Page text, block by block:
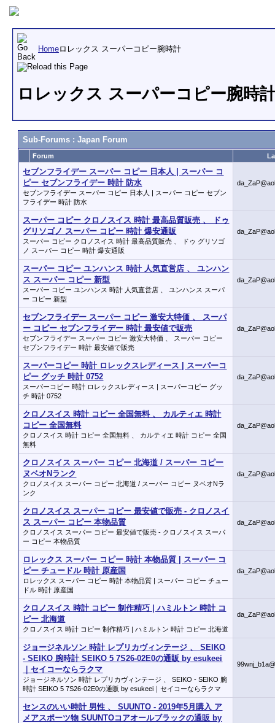
Homeロレックス スーパーコピー腕時計
ロレックス スーパーコピー腕時
Sub-Forums : Japan Forum
Forum
セブンフライデー スーパー コピー 日本人 | スーパー コ
ピー セブンフライデー 時計 防水
セブンフライデー スーパー コピー 日本人 | スーパー コピー セブン
フライデー 時計 防水
スーパー コピー クロノスイス 時計 最高品質販売 、 ドゥ
グリソゴノ スーパー コピー 時計 爆安通販
スーパー コピー クロノスイス 時計 最高品質販売 、 ドゥ グリソゴ
ノ スーパー コピー 時計 爆安通販
スーパー コピー ユンハンス 時計 人気直営店 、 ユンハン
ス スーパー コピー 新型
スーパー コピー ユンハンス 時計 人気直営店 、 ユンハンス スーパ
ー コピー 新型
セブンフライデー スーパー コピー 激安大特価 、 スーパ
ー コピー セブンフライデー 時計 最安値で販売
セブンフライデー スーパー コピー 激安大特価 、 スーパー コピー
セブンフライデー 時計 最安値で販売
スーパーコピー 時計 ロレックスレディース | スーパーコ
ピー グッチ 時計 0752
スーパーコピー 時計 ロレックスレディース | スーパーコピー グッ
チ 時計 0752
クロノスイス 時計 コピー 全国無料 、 カルティエ 時計
コピー 全国無料
クロノスイス 時計 コピー 全国無料 、 カルティエ 時計 コピー 全国
無料
クロノスイス スーパー コピー 北海道 / スーパー コピー
ヌベオNランク
クロノスイス スーパー コピー 北海道 / スーパー コピー ヌベオNラ
ンク
クロノスイス スーパー コピー 最安値で販売 - クロノスイ
ス スーパー コピー 本物品質
クロノスイス スーパー コピー 最安値で販売 - クロノスイス スーパ
ー コピー 本物品質
ロレックス スーパー コピー 時計 本物品質 | スーパー コ
ピー チュードル 時計 原産国
ロレックス スーパー コピー 時計 本物品質 | スーパー コピー チュー
ドル 時計 原産国
クロノスイス 時計 コピー 制作精巧 | ハミルトン 時計 コ
ピー 北海道
クロノスイス 時計 コピー 制作精巧 | ハミルトン 時計 コピー 北海道
ジョージネルソン 時計 レプリカヴィンテージ 、 SEIKO
- SEIKO 腕時計 SEIKO 5 7S26-02E0の通販 by esukeei
｜セイコーならラクマ
ジョージネルソン 時計 レプリカヴィンテージ 、 SEIKO - SEIKO 腕
時計 SEIKO 5 7S26-02E0の通販 by esukeei｜セイコーならラクマ
センスのいい時計 男性 、 SUUNTO - 2019年5月購入 ア
メアスポーツ物 SUUNTOコアオールブラックの通販 by